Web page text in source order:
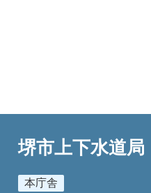
堺市上下水道局
本庁舎